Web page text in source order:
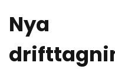
Nya